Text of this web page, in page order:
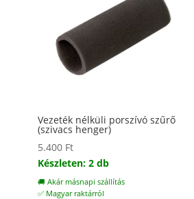
Vezeték nélküli porszívó szűrő
(szivacs henger)
5.400 Ft
Készleten: 2 db
🚚 Akár másnapi szállítás
✅ Magyar raktárról